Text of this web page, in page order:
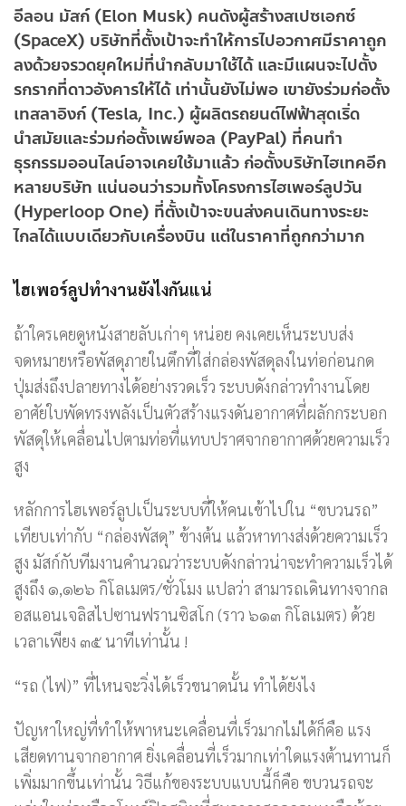
อีลอน มัสก์ (Elon Musk) คนดังผู้สร้างสเปซเอกซ์
(SpaceX) บริษัทที่ตั้งเป้าจะทำให้การไปอวกาศมีราคาถูก
ลงด้วยจรวดยุคใหม่ที่นำกลับมาใช้ได้ และมีแผนจะไปตั้ง
รกรากที่ดาวอังคารให้ได้ เท่านั้นยังไม่พอ เขายังร่วมก่อตั้ง
เทสลาอิงก์ (Tesla, Inc.) ผู้ผลิตรถยนต์ไฟฟ้าสุดเริ่ด
นำสมัยและร่วมก่อตั้งเพย์พอล (PayPal) ที่คนทำ
ธุรกรรมออนไลน์อาจเคยใช้มาแล้ว ก่อตั้งบริษัทไฮเทคอีก
หลายบริษัท แน่นอนว่ารวมทั้งโครงการไฮเพอร์ลูปวัน
(Hyperloop One) ที่ตั้งเป้าจะขนส่งคนเดินทางระยะ
ไกลได้แบบเดียวกับเครื่องบิน แต่ในราคาที่ถูกกว่ามาก
ไฮเพอร์ลูปทำงานยังไงกันแน่
ถ้าใครเคยดูหนังสายลับเก่าๆ หน่อย คงเคยเห็นระบบส่ง
จดหมายหรือพัสดุภายในตึกที่ใส่กล่องพัสดุลงในท่อก่อนกด
ปุ่มส่งถึงปลายทางได้อย่างรวดเร็ว ระบบดังกล่าวทำงานโดย
อาศัยใบพัดทรงพลังเป็นตัวสร้างแรงดันอากาศที่ผลักกระบอก
พัสดุให้เคลื่อนไปตามท่อที่แทบปราศจากอากาศด้วยความเร็ว
สูง
หลักการไฮเพอร์ลูปเป็นระบบที่ให้คนเข้าไปใน “ขบวนรถ”
เทียบเท่ากับ “กล่องพัสดุ” ข้างต้น แล้วหาทางส่งด้วยความเร็ว
สูง มัสก์กับทีมงานคำนวณว่าระบบดังกล่าวน่าจะทำความเร็วได้
สูงถึง ๑,๑๒๖ กิโลเมตร/ชั่วโมง แปลว่า สามารถเดินทางจากล
อสแอนเจลิสไปซานฟรานซิสโก (ราว ๖๑๓ กิโลเมตร) ด้วย
เวลาเพียง ๓๕ นาทีเท่านั้น !
“รถ (ไฟ)” ที่ไหนจะวิ่งได้เร็วขนาดนั้น ทำได้ยังไง
ปัญหาใหญ่ที่ทำให้พาหนะเคลื่อนที่เร็วมากไม่ได้ก็คือ แรง
เสียดทานจากอากาศ ยิ่งเคลื่อนที่เร็วมากเท่าใดแรงต้านทานก็
เพิ่มมากขึ้นเท่านั้น วิธีแก้ของระบบแบบนี้ก็คือ ขบวนรถจะ